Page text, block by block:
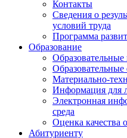
Контакты
Сведения о
условий труда
Программа
Образование
Образовательные
Материально-
Информация для
Электронная
среда
Оценка качества
Абитуриенту